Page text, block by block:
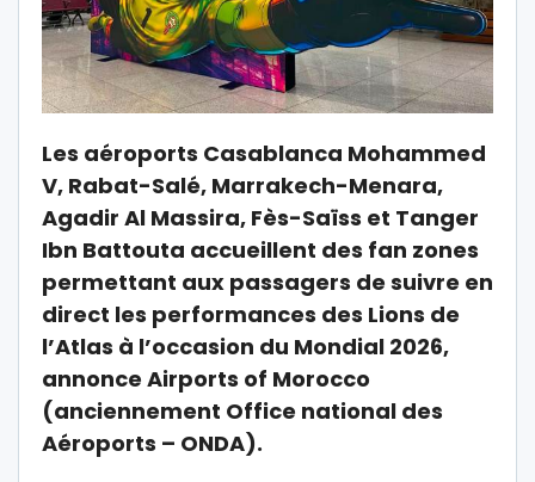
Les aéroports Casablanca Mohammed
V, Rabat-Salé, Marrakech-Menara,
Agadir Al Massira, Fès-Saïss et Tanger
Ibn Battouta accueillent des fan zones
permettant aux passagers de suivre en
direct les performances des Lions de
l’Atlas à l’occasion du Mondial 2026,
annonce Airports of Morocco
(anciennement Office national des
Aéroports – ONDA).